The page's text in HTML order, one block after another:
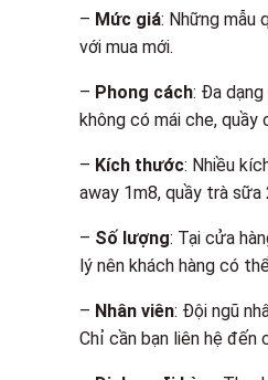
– Mức giá: Những mẫu
với mua mới.
– Phong cách: Đa dạng
không có mái che, quầy
– Kích thước: Nhiều
away 1m8, quầy trà sữa
– Số lượng: Tại cửa
lý nên khách hàng có
– Nhân viên: Đội ngũ
Chỉ cần bạn liên hệ đến